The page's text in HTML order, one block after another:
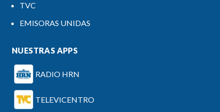
TVC
EMISORAS UNIDAS
NUESTRAS APPS
RADIO HRN
TELEVICENTRO